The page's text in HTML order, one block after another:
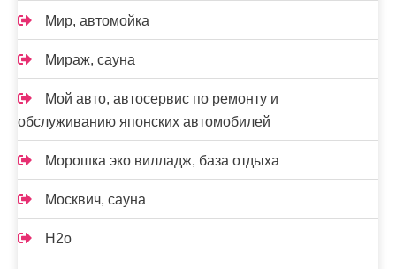
Мир, автомойка
Мираж, сауна
Мой авто, автосервис по ремонту и
обслуживанию японских автомобилей
Морошка эко вилладж, база отдыха
Москвич, сауна
Н2о